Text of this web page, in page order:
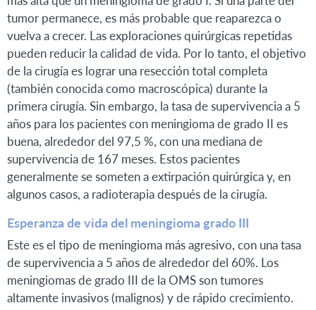
tumor permanece, es más probable que reaparezca o
vuelva a crecer. Las exploraciones quirúrgicas repetidas
pueden reducir la calidad de vida. Por lo tanto, el objetivo
de la cirugía es lograr una resección total completa
(también conocida como macroscópica) durante la
primera cirugía. Sin embargo, la tasa de supervivencia a 5
años para los pacientes con meningioma de grado II es
buena, alrededor del 97,5 %, con una mediana de
supervivencia de 167 meses. Estos pacientes
generalmente se someten a extirpación quirúrgica y, en
algunos casos, a radioterapia después de la cirugía.
Esperanza de vida del meningioma grado III
Este es el tipo de meningioma más agresivo, con una tasa
de supervivencia a 5 años de alrededor del 60%. Los
meningiomas de grado III de la OMS son tumores
altamente invasivos (malignos) y de rápido crecimiento.